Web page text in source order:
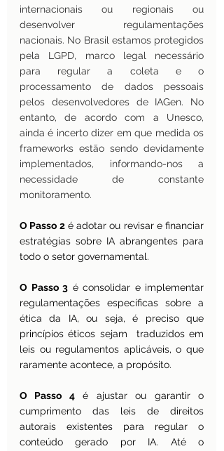
internacionais ou regionais ou
desenvolver regulamentações
nacionais. No Brasil estamos protegidos
pela LGPD, marco legal necessário
para regular a coleta e o
processamento de dados pessoais
pelos desenvolvedores de IAGen. No
entanto, de acordo com a Unesco,
ainda é incerto dizer em que medida os
frameworks estão sendo devidamente
implementados, informando-nos a
necessidade de constante
monitoramento.
O Passo 2 é adotar ou revisar e financiar
estratégias sobre IA abrangentes para
todo o setor governamental.
O Passo 3 é consolidar e implementar
regulamentações específicas sobre a
ética da IA, ou seja, é preciso que
princípios éticos sejam  traduzidos em
leis ou regulamentos aplicáveis, o que
raramente acontece, a propósito.
O Passo 4 é ajustar ou garantir o
cumprimento das leis de direitos
autorais existentes para regular o
conteúdo gerado por IA. Até o